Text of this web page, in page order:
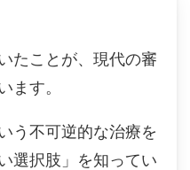
たことが、現代の審
ます。
う不可逆的な治療を
選択肢」 を知ってい